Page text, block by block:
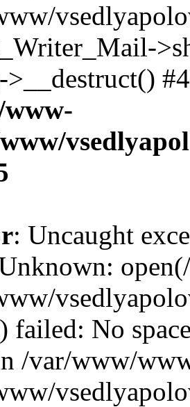
>__destruct()
: Uncaught
failed: No
/var/www/